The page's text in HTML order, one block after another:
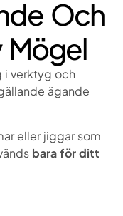
Och
Mögel
i verktyg och
ägande
eller jiggar som
bara för ditt